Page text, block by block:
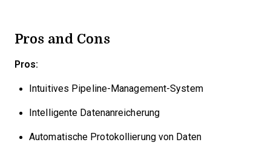
Pros and Cons
Pros:
Intuitives Pipeline-Management-System
Intelligente Datenanreicherung
Automatische Protokollierung von Daten